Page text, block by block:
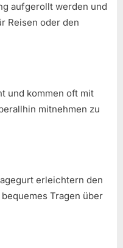
aufgerollt werden und
Reisen oder den
und kommen oft mit
mitnehmen zu
erleichtern den
Tragen über